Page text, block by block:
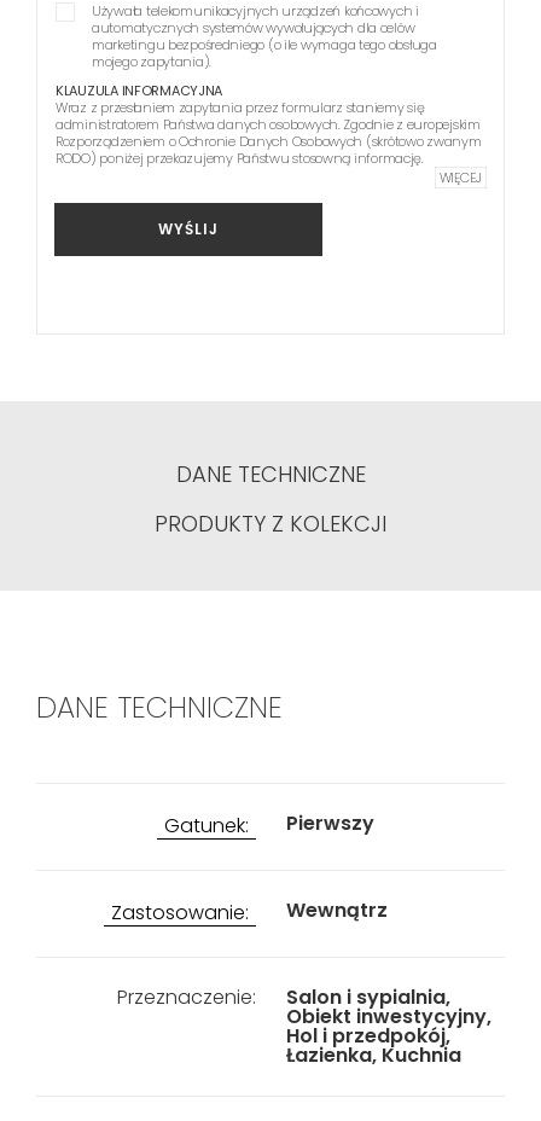
Używała telekomunikacyjnych urządzeń końcowych i
automatycznych systemów wywołujących dla celów
marketingu bezpośredniego (o ile wymaga tego obsługa
mojego zapytania).
KLAUZULA INFORMACYJNA
Wraz z przesłaniem zapytania przez formularz staniemy się
administratorem Państwa danych osobowych. Zgodnie z europejskim
Rozporządzeniem o Ochronie Danych Osobowych (skrótowo zwanym
RODO) poniżej przekazujemy Państwu stosowną informację.
WIĘCEJ
WYŚLIJ
DANE TECHNICZNE
PRODUKTY Z KOLEKCJI
DANE TECHNICZNE
Gatunek: Pierwszy
Zastosowanie: Wewnątrz
Przeznaczenie: Salon i sypialnia,
Obiekt inwestycyjny,
Hol i przedpokój,
Łazienka, Kuchnia